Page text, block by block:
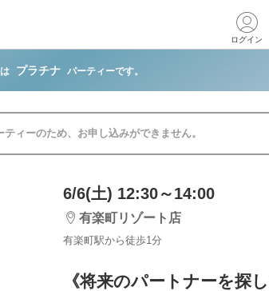
ログイン
プラチナ パーティーです。
ィーのため、お申し込みができません。
6/6(土) 12:30～14:00
有楽町リゾート店
有楽町駅から徒歩1分
《将来のパートナーを探